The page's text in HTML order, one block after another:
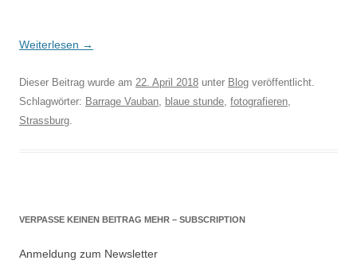
Weiterlesen →
Dieser Beitrag wurde am 22. April 2018 unter Blog veröffentlicht.
Schlagwörter: Barrage Vauban, blaue stunde, fotografieren,
Strassburg.
VERPASSE KEINEN BEITRAG MEHR – SUBSCRIPTION
Anmeldung zum Newsletter